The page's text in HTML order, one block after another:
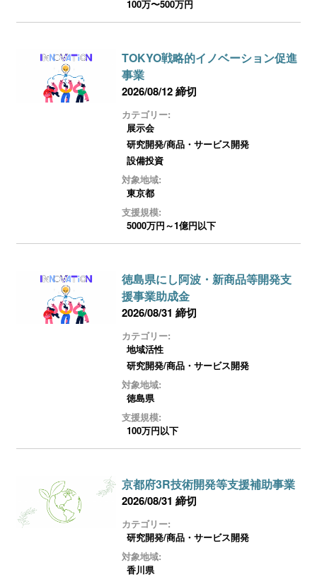
100万〜500万円
TOKYO戦略的イノベーション促進
事業
2026/08/12 締切
カテゴリー:
展示会
研究開発/商品・サービス開発
設備投資
対象地域:
東京都
支援規模:
5000万円～1億円以下
徳島県にし阿波・新商品等開発支
援事業助成金
2026/08/31 締切
カテゴリー:
地域活性
研究開発/商品・サービス開発
対象地域:
徳島県
支援規模:
100万円以下
京都府3R技術開発等支援補助事業
2026/08/31 締切
カテゴリー:
研究開発/商品・サービス開発
対象地域:
香川県